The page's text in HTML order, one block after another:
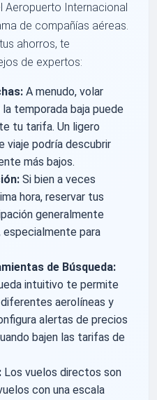
Internacional
de compañías aéreas.
ahorros, te
de expertos:
A menudo, volar
temporada baja puede
tu tarifa. Un ligero
viaje podría descubrir
más bajos.
Si bien a veces
hora, reservar tus
generalmente
especialmente para
de Búsqueda:
intuitivo te permite
aerolíneas y
alertas de precios
bajen las tarifas de
Los vuelos directos son
con una escala